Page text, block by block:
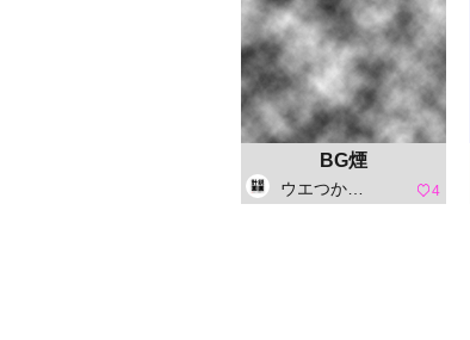
BG煙
ウエつかさ(鋭画計画) 4